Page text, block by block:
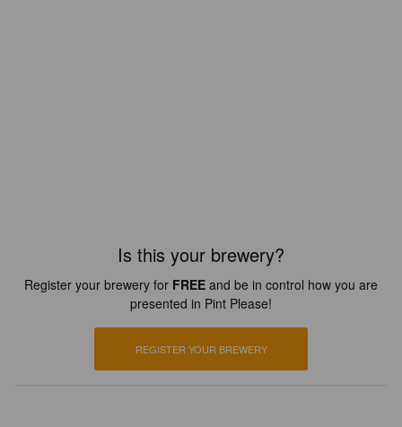
Is this your brewery?
Register your brewery for FREE and be in control how you are
presented in Pint Please!
REGISTER YOUR BREWERY